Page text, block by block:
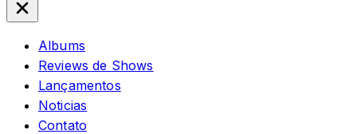
Albums
Reviews de Shows
Lançamentos
Noticias
Contato